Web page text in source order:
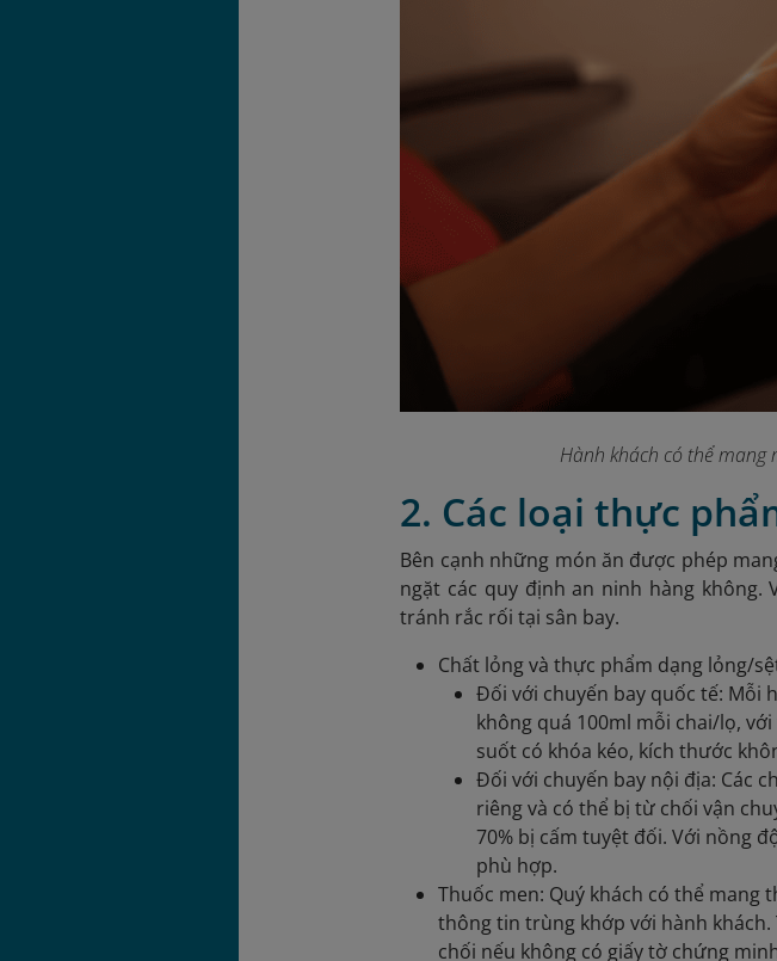
Hành khách có thể
2. Các loại thực
Bên cạnh những món ăn được phép
ngặt các quy định an ninh hàng không.
tránh rắc rối tại sân bay.
Chất lỏng và thực phẩm dạng lỏng/
Đối với chuyến bay quốc tế: Mỗi
không quá 100ml mỗi chai/lọ,
suốt có khóa kéo, kích thước
Đối với chuyến bay nội địa: Các
riêng và có thể bị từ chối vận
70% bị cấm tuyệt đối. Với nồng
phù hợp.
Thuốc men: Quý khách có thể mang
thông tin trùng khớp với hành
chối nếu không có giấy tờ chứng